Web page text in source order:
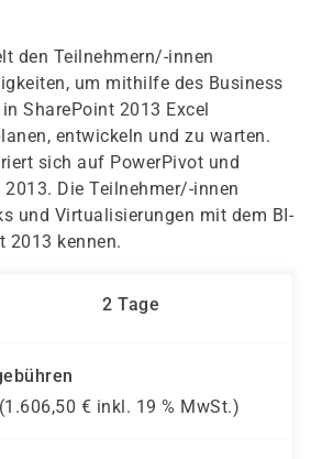
den Teilnehmern/-innen
um mithilfe des Business
SharePoint 2013 Excel
entwickeln und zu warten.
sich auf PowerPivot und
2013. Die Teilnehmer/-innen
und Virtualisierungen mit dem BI-
2013 kennen.
2 Tage
(1.606,50 € inkl. 19 % MwSt.)